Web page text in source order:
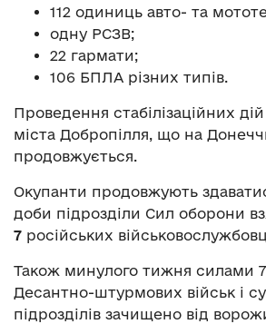
112 одиниць авто- та
одну РСЗВ;
22 гармати;
106 БПЛА різних типів.
Проведення стабілізаційних
міста Добропілля, що на
продовжується.
Окупанти продовжують
доби підрозділи Сил оборони
7 російських
Також минулого тижня силами
Десантно-штурмових військ і
підрозділів зачищено від